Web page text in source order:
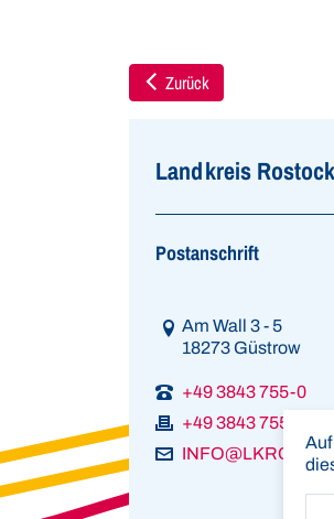
Zurück
Landkreis Rostock
Postanschrift
Link zur Google-Maps
Am Wall 3 - 5
18273 Güstrow
+49 3843 755-0
+49 3843 755-
INFO@LKROS.DE